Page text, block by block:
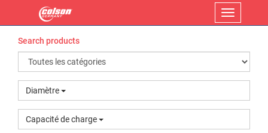
Menu
Search products
Diamètre
Capacité de charge